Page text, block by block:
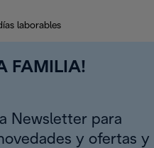
laborables
FAMILIA!
Newsletter para
y ofertas y